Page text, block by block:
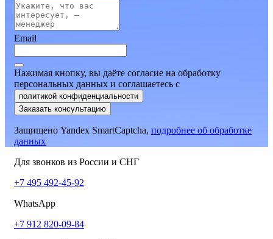
Email
Нажимая кнопку, вы даёте согласие на обработку
персональных данных и соглашаетесь c
политикой конфиденциальности
Заказать консультацию
Защищено Yandex SmartCaptcha, подробнее об обработке
данных
Для звонков из России и СНГ
+7 495 492-45-92
WhatsApp
+7 912 820-09-84